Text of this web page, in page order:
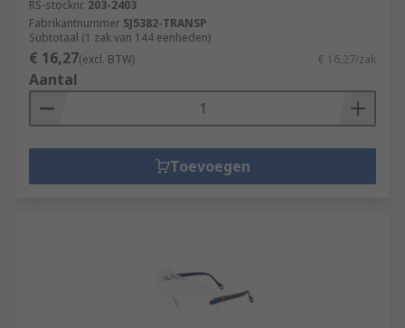
RS-stocknr. 203-2403
Fabrikantnummer SJ5382-TRANSP
Subtotaal (1 zak van 144 eenheden)
€ 16,27(excl. BTW) € 16,27/zak
Aantal
Toevoegen